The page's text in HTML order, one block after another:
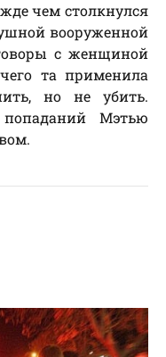
чем столкнулся
вооруженной
с женщиной
та применила
но не убить.
Мэтью